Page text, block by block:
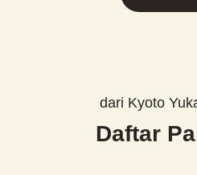
dari Kyoto
Daftar